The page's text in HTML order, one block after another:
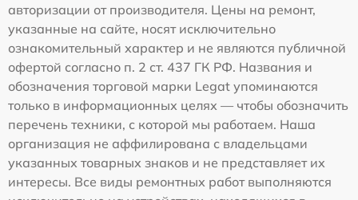
авторизации от производителя. Цены на ремонт,
указанные на сайте, носят исключительно
ознакомительный характер и не являются публичной
офертой согласно п. 2 ст. 437 ГК РФ. Названия и
обозначения торговой марки Legat упоминаются
только в информационных целях — чтобы обозначить
перечень техники, с которой мы работаем. Наша
организация не аффилирована с владельцами
указанных товарных знаков и не представляет их
интересы. Все виды ремонтных работ выполняются